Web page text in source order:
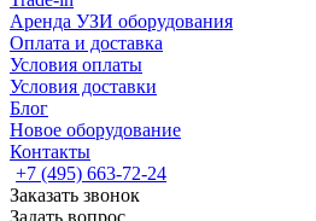
Аренда УЗИ оборудования
Оплата и доставка
Условия оплаты
Условия доставки
Блог
Новое оборудование
Контакты
+7 (495) 663-72-24
Заказать звонок
Задать вопрос